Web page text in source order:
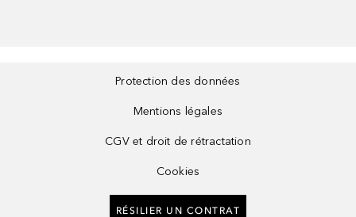
Protection des données
Mentions légales
CGV et droit de rétractation
Cookies
RÉSILIER UN CONTRAT